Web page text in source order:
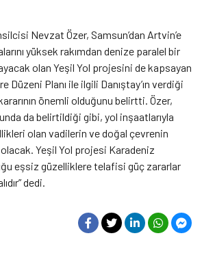
Nevzat Özer, Samsun’dan Artvin’e
yüksek rakımdan denize paralel bir
olan Yeşil Yol projesini de kapsayan
Düzeni Planı ile ilgili Danıştay’ın verdiği
önemli olduğunu belirtti. Özer,
da belirtildiği gibi, yol inşaatlarıyla
olan vadilerin ve doğal çevrenin
Yeşil Yol projesi Karadeniz
eşsiz güzelliklere telafisi güç zararlar
dedi.